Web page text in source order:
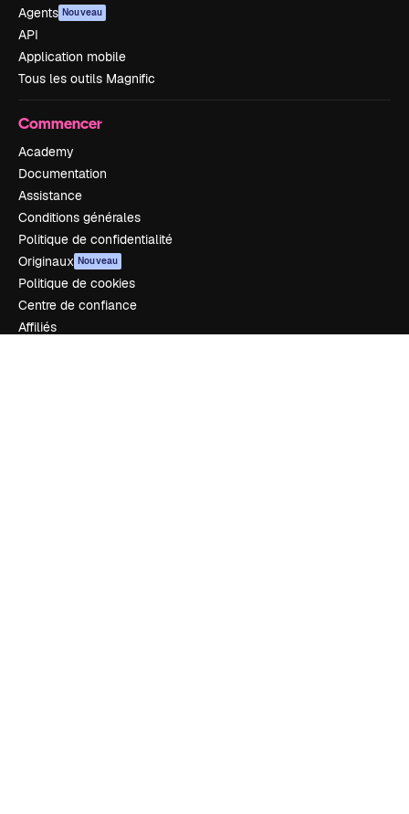
Agents Nouveau
API
Application mobile
Tous les outils Magnific
Commencer
Academy
Documentation
Assistance
Conditions générales
Politique de confidentialité
Originaux Nouveau
Politique de cookies
Centre de confiance
Affiliés